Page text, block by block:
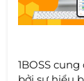
1BOSS